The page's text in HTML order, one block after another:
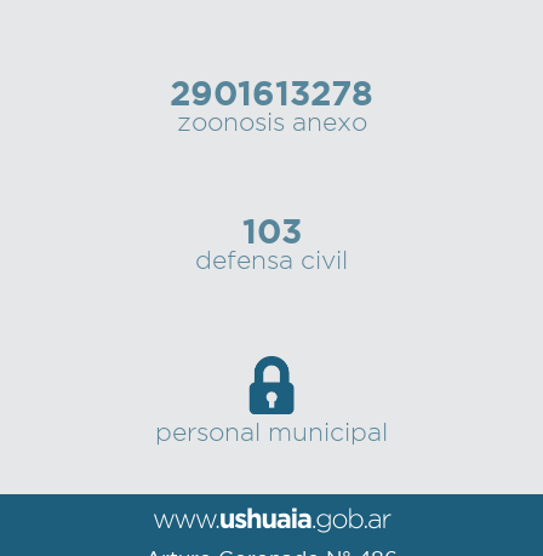
2901613278
zoonosis anexo
103
defensa civil
personal municipal